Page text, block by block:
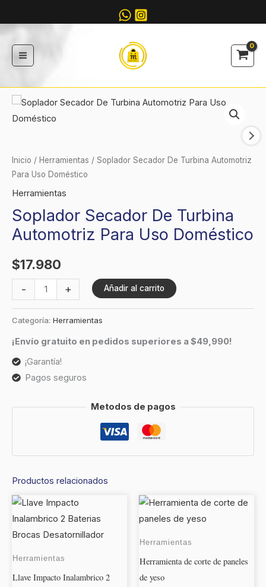
al
Inicio / Herramientas / Soplador Secador De Turbina Automotriz
Para Uso Doméstico
Herramientas
Soplador Secador De Turbina
Automotriz Para Uso Doméstico
$17.980
-
Soplador
Secador
Automotriz
Uso
Doméstico
cantidad
+ Añadir al carrito
Categoría: Herramientas
¡Envío gratuito en pedidos superiores a $49,990!
¡Garantía!
Pagos seguros
Metodos de pagos
Productos relacionados
Herramientas
Llave Impacto Inalambrico 2
Herramientas
Herramienta de corte de paneles
de yeso